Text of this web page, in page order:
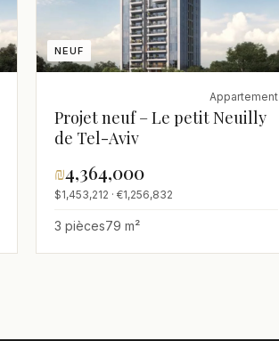
NEUF
Appartement
Projet neuf – Le petit Neuilly
de Tel-Aviv
₪4,364,000
$1,453,212 · €1,256,832
3 pièces79 m²